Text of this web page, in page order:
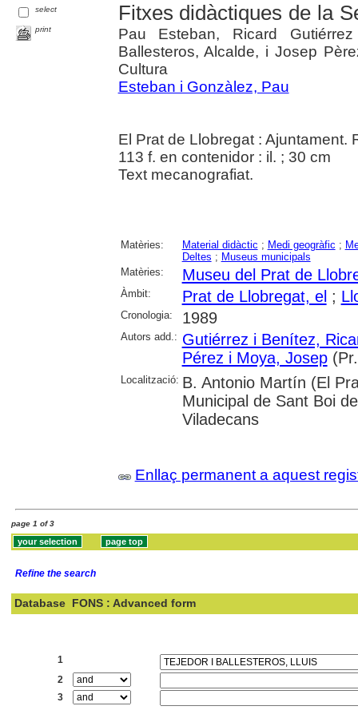
select
print
Fitxes didàctiques de la
Pau Esteban, Ricard
Ballesteros, Alcalde, i Josep
Cultura
Esteban i Gonzàlez, Pau
El Prat de Llobregat : Ajuntament.
113 f. en contenidor : il. ; 30 cm
Text mecanografiat.
Matèries: Material didàctic ; Medi geogràfic ;
Deltes ; Museus municipals
Matèries:
Museu del Prat de
Àmbit: Prat de Llobregat, el ;
Cronologia: 1989
Autors add.: Gutiérrez i Benítez,
Pérez i Moya, Josep
Localització: B. Antonio Martín (El
Municipal de Sant Boi
Viladecans
Enllaç permanent a aquest
page 1 of 3
Refine the search
Database FONS : Advanced form
1
2
3